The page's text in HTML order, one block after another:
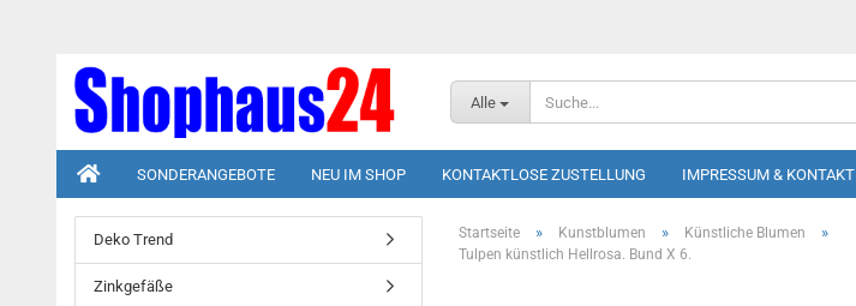
Alle
SONDERANGEBOTE NEU IM SHOP KONTAKTLOSE ZUSTELLUNG IMPRESSUM & KONTAKT
Startseite » Kunstblumen » Künstliche Blumen »
Tulpen künstlich Hellrosa. Bund X 6.
Deko Trend
Zinkgefäße